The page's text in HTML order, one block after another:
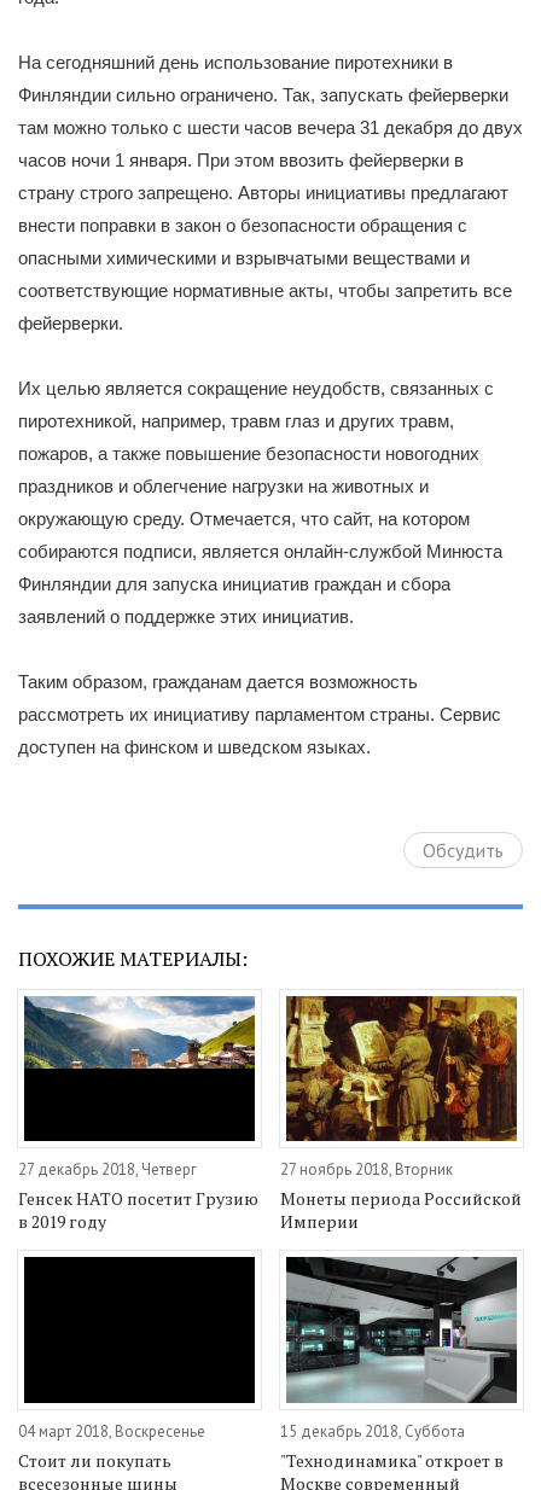
На сегодняшний день использование пиротехники в
Финляндии сильно ограничено. Так, запускать фейерверки
там можно только с шести часов вечера 31 декабря до двух
часов ночи 1 января. При этом ввозить фейерверки в
страну строго запрещено. Авторы инициативы предлагают
внести поправки в закон о безопасности обращения с
опасными химическими и взрывчатыми веществами и
соответствующие нормативные акты, чтобы запретить все
фейерверки.
Их целью является сокращение неудобств, связанных с
пиротехникой, например, травм глаз и других травм,
пожаров, а также повышение безопасности новогодних
праздников и облегчение нагрузки на животных и
окружающую среду. Отмечается, что сайт, на котором
собираются подписи, является онлайн-службой Минюста
Финляндии для запуска инициатив граждан и сбора
заявлений о поддержке этих инициатив.
Таким образом, гражданам дается возможность
рассмотреть их инициативу парламентом страны. Сервис
доступен на финском и шведском языках.
Обсудить
ПОХОЖИЕ МАТЕРИАЛЫ:
27 декабрь 2018, Четверг
Генсек НАТО посетит Грузию
в 2019 году
27 ноябрь 2018, Вторник
Монеты периода Российской
Империи
04 март 2018, Воскресенье
Стоит ли покупать
всесезонные шины
15 декабрь 2018, Суббота
"Технодинамика" откроет в
Москве современный